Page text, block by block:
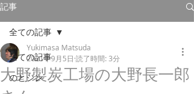
記事
全ての記事
のとジン
全ての記事
大野製炭工場の大野長一郎
Yukimasa Matsuda
2021年9月5日 読了時間: 3分